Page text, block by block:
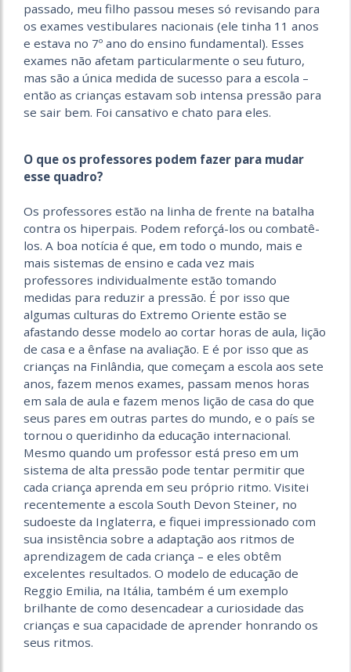
passado, meu filho passou meses só revisando para
os exames vestibulares nacionais (ele tinha 11 anos
e estava no 7º ano do ensino fundamental). Esses
exames não afetam particularmente o seu futuro,
mas são a única medida de sucesso para a escola –
então as crianças estavam sob intensa pressão para
se sair bem. Foi cansativo e chato para eles.
O que os professores podem fazer para mudar
esse quadro?
Os professores estão na linha de frente na batalha
contra os hiperpais. Podem reforçá-los ou combatê-
los. A boa notícia é que, em todo o mundo, mais e
mais sistemas de ensino e cada vez mais
professores individualmente estão tomando
medidas para reduzir a pressão. É por isso que
algumas culturas do Extremo Oriente estão se
afastando desse modelo ao cortar horas de aula, lição
de casa e a ênfase na avaliação. E é por isso que as
crianças na Finlândia, que começam a escola aos sete
anos, fazem menos exames, passam menos horas
em sala de aula e fazem menos lição de casa do que
seus pares em outras partes do mundo, e o país se
tornou o queridinho da educação internacional.
Mesmo quando um professor está preso em um
sistema de alta pressão pode tentar permitir que
cada criança aprenda em seu próprio ritmo. Visitei
recentemente a escola South Devon Steiner, no
sudoeste da Inglaterra, e fiquei impressionado com
sua insistência sobre a adaptação aos ritmos de
aprendizagem de cada criança – e eles obtêm
excelentes resultados. O modelo de educação de
Reggio Emilia, na Itália, também é um exemplo
brilhante de como desencadear a curiosidade das
crianças e sua capacidade de aprender honrando os
seus ritmos.